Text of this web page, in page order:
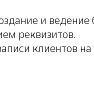
и ведение
реквизитов.
клиентов